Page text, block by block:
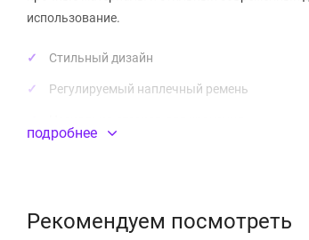
использование.
Стильный дизайн
Регулируемый наплечный ремень
Планшеты с диагональю до 8 дюймов
подробнее
Рекомендуем посмотреть